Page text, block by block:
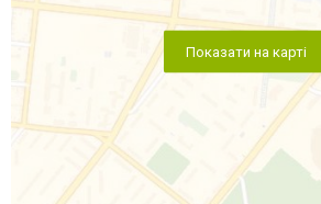
Показати на карті